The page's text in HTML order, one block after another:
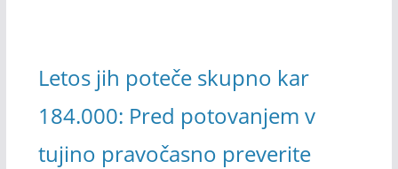
Letos jih poteče skupno kar
184.000: Pred potovanjem v
tujino pravočasno preverite